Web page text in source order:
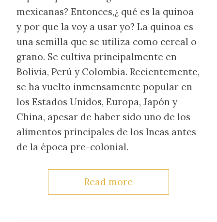
mexicanas? Entonces,¿ qué es la quinoa
y por que la voy a usar yo? La quinoa es
una semilla que se utiliza como cereal o
grano. Se cultiva principalmente en
Bolivia, Perú y Colombia. Recientemente,
se ha vuelto inmensamente popular en
los Estados Unidos, Europa, Japón y
China, apesar de haber sido uno de los
alimentos principales de los Incas antes
de la época pre-colonial.
Read more